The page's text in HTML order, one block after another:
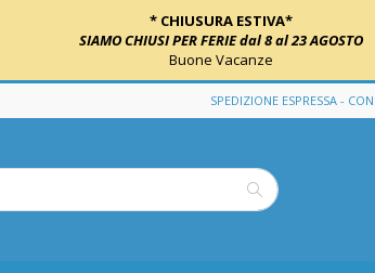
* CHIUSURA ESTIVA*
SIAMO CHIUSI PER FERIE dal 8 al 23 AGOSTO
Buone Vacanze
SPEDIZIONE ESPRESSA -